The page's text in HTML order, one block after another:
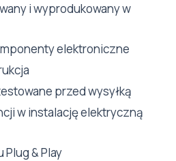
i wyprodukowany w
elektroniczne
przed wysyłką
w instalację elektryczną
& Play